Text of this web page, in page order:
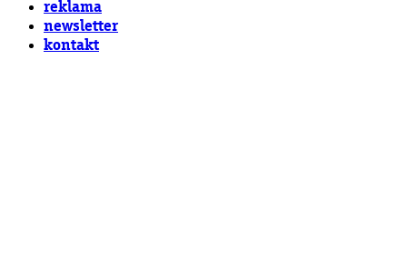
reklama
newsletter
kontakt